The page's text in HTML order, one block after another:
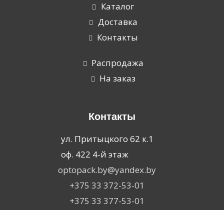
Каталог
Доставка
Контакты
Распродажа
На заказ
Контакты
ул. Притыцкого 62 к.1
оф. 422 4-й этаж
optopack.by@yandex.by
+375 33 372-53-01
+375 33 377-53-01